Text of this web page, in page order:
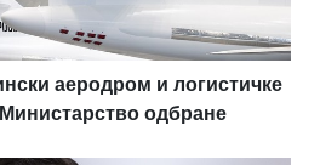
аеродром и логистичке
одбране